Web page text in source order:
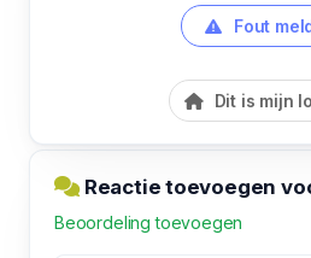
Fout
Dit is mijn
Reactie toevoegen
Beoordeling toevoegen